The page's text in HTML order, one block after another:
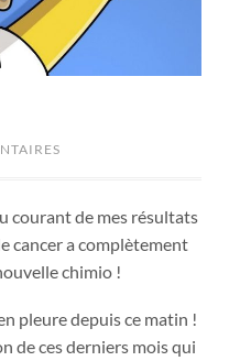
courant de mes résultats
cancer a complètement
chimio !
pleure depuis ce matin !
de ces derniers mois qui